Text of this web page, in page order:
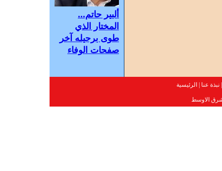
ألبير حاتم...
المختار الذي
طوى برحيله آخر
صفحات الوفاء
نبذة عنا الرئيسية